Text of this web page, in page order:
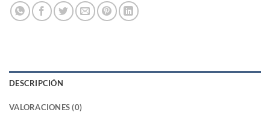
DESCRIPCIÓN
VALORACIONES (0)